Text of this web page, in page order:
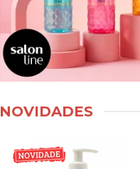
NOVIDADES